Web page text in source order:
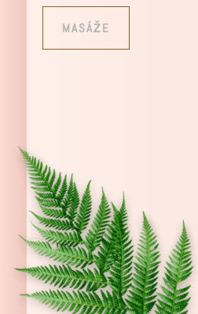
MASÁŽE